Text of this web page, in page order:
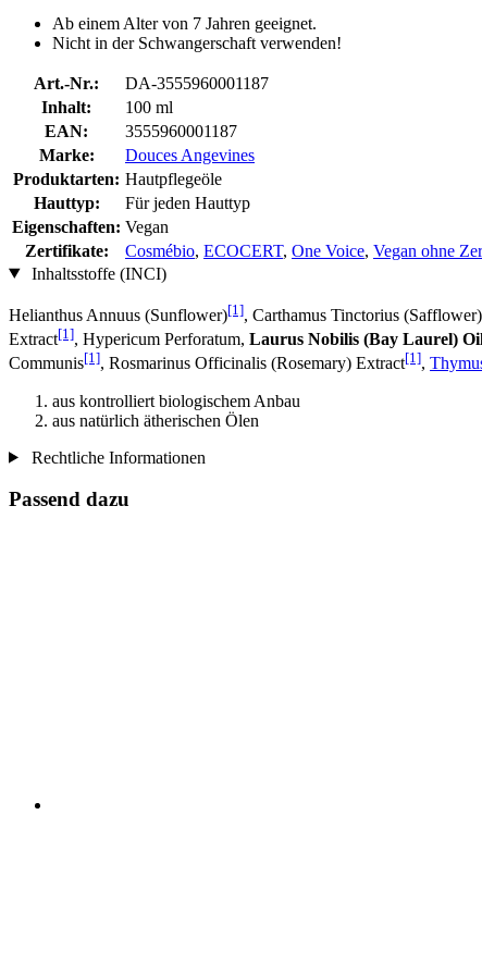
Ab einem Alter von 7 Jahren geeignet.
Nicht in der Schwangerschaft verwenden!
Art.-Nr.:
DA-3555960001187
Inhalt:
100 ml
EAN:
3555960001187
Marke:
Douces Angevines
Produktarten: Hautpflegeöle
Hauttyp:
Für jeden Hauttyp
Eigenschaften: Vegan
Zertifikate:
Cosmébio, ECOCERT, One Voice, Vegan ohne
Inhaltsstoffe (INCI)
Helianthus Annuus (Sunflower)[1], Carthamus Tinctorius
Extract[1], Hypericum Perforatum, Laurus Nobilis (Bay Laurel)
Communis[1], Rosmarinus Officinalis (Rosemary) Extract[1],
aus kontrolliert biologischem Anbau
aus natürlich ätherischen Ölen
Rechtliche Informationen
Passend dazu